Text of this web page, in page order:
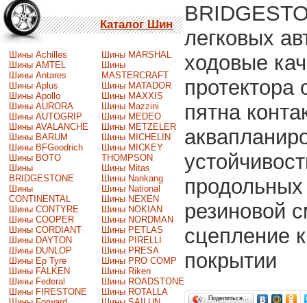
Каталог Шин
Шины Achilles
Шины AMTEL
Шины Antares
Шины Aplus
Шины Apollo
Шины AURORA
Шины AUTOGRIP
Шины AVALANCHE
Шины BARUM
Шины BFGoodrich
Шины BOTO
Шины
BRIDGESTONE
Шины
CONTINENTAL
Шины CONTYRE
Шины COOPER
Шины CORDIANT
Шины DAYTON
Шины DUNLOP
Шины Ep Tyre
Шины FALKEN
Шины Federal
Шины FIRESTONE
Шины MARSHAL
Шины
MASTERCRAFT
Шины MATADOR
Шины MAXXIS
Шины Mazzini
Шины MEDEO
Шины METZELER
Шины MICHELIN
Шины MICKEY
THOMPSON
Шины Mitas
Шины Nankang
Шины National
Шины NEXEN
Шины NOKIAN
Шины NORDMAN
Шины PETLAS
Шины PIRELLI
Шины PRESA
Шины PRO COMP
Шины Riken
Шины ROADSTONE
Шины ROTALLA
легковых
ходовые
протектора
пятна
резиновой
сцепление
покрытии
Поделиться…